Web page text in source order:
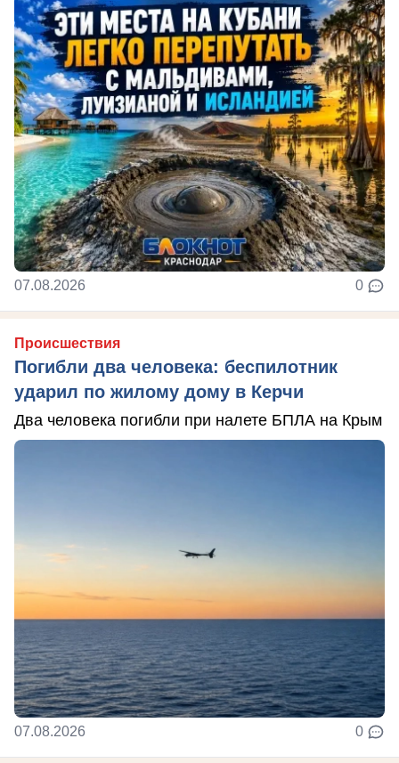
07.08.2026 0
Происшествия
Погибли два человека: беспилотник
ударил по жилому дому в Керчи
Два человека погибли при налете БПЛА на Крым
07.08.2026 0